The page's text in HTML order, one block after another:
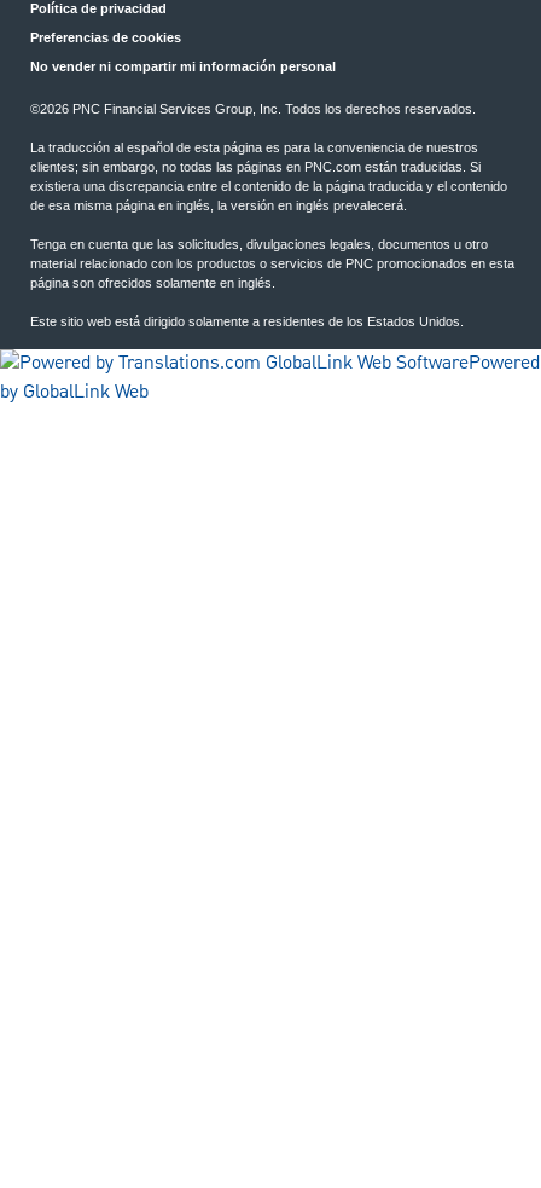
Política de privacidad
Preferencias de cookies
No vender ni compartir mi información personal
©2026 PNC Financial Services Group, Inc. Todos los derechos reservados.
La traducción al español de esta página es para la conveniencia de nuestros
clientes; sin embargo, no todas las páginas en PNC.com están traducidas. Si
existiera una discrepancia entre el contenido de la página traducida y el contenido
de esa misma página en inglés, la versión en inglés prevalecerá.
Tenga en cuenta que las solicitudes, divulgaciones legales, documentos u otro
material relacionado con los productos o servicios de PNC promocionados en esta
página son ofrecidos solamente en inglés.
Este sitio web está dirigido solamente a residentes de los Estados Unidos.
Powered
by GlobalLink Web